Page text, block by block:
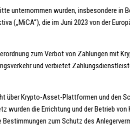
unternommen wurden, insbesondere
(„MiCA“), die im Juni 2023 von der
zum Verbot von Zahlungen mit
und verbietet
Krypto-Asset-Plattformen und den
wurden die Errichtung und der Betrieb
zum Schutz des